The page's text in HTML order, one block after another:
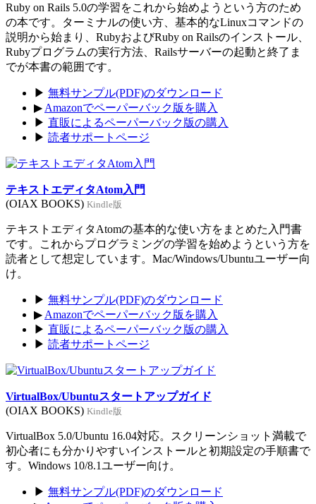
Ruby on Rails 5.0の学習をこれから始めようという方のため
の本です。ターミナルの使い方、基本的なLinuxコマンドの
説明から始まり、RubyおよびRuby on Railsのインストール、
Rubyプログラムの実行方法、Railsサーバーの起動と終了ま
でが本書の範囲です。
▶ 無料サンプル(PDF)のダウンロード
▶ Amazonでペーパーバック版を購入
▶ 直販によるペーパーバック版の購入
▶ 読者サポートページ
テキストエディタAtom入門
(OIAX BOOKS) Kindle版
テキストエディタAtomの基本的な使い方をまとめた入門書
です。これからプログラミングの学習を始めようという方を
読者として想定しています。Mac/Windows/Ubuntuユーザー向
け。
▶ 無料サンプル(PDF)のダウンロード
▶ Amazonでペーパーバック版を購入
▶ 直販によるペーパーバック版の購入
▶ 読者サポートページ
VirtualBox/Ubuntuスタートアップガイド
(OIAX BOOKS) Kindle版
VirtualBox 5.0/Ubuntu 16.04対応。スクリーンショット満載で
初心者にも分かりやすいインストールと初期設定の手順書で
す。Windows 10/8.1ユーザー向け。
▶ 無料サンプル(PDF)のダウンロード